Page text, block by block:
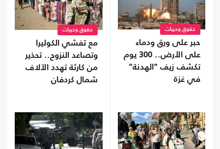
حقوق وحريات
حبر على ورق ودماء
على الأرض.. 300 يوم
تكشف زيف "الهدنة"
في غزة
حقوق وحريات
مع تفشي الكوليرا
وتصاعد النزوح.. تحذير
من كارثة تهدد الآلاف
شمال كردفان